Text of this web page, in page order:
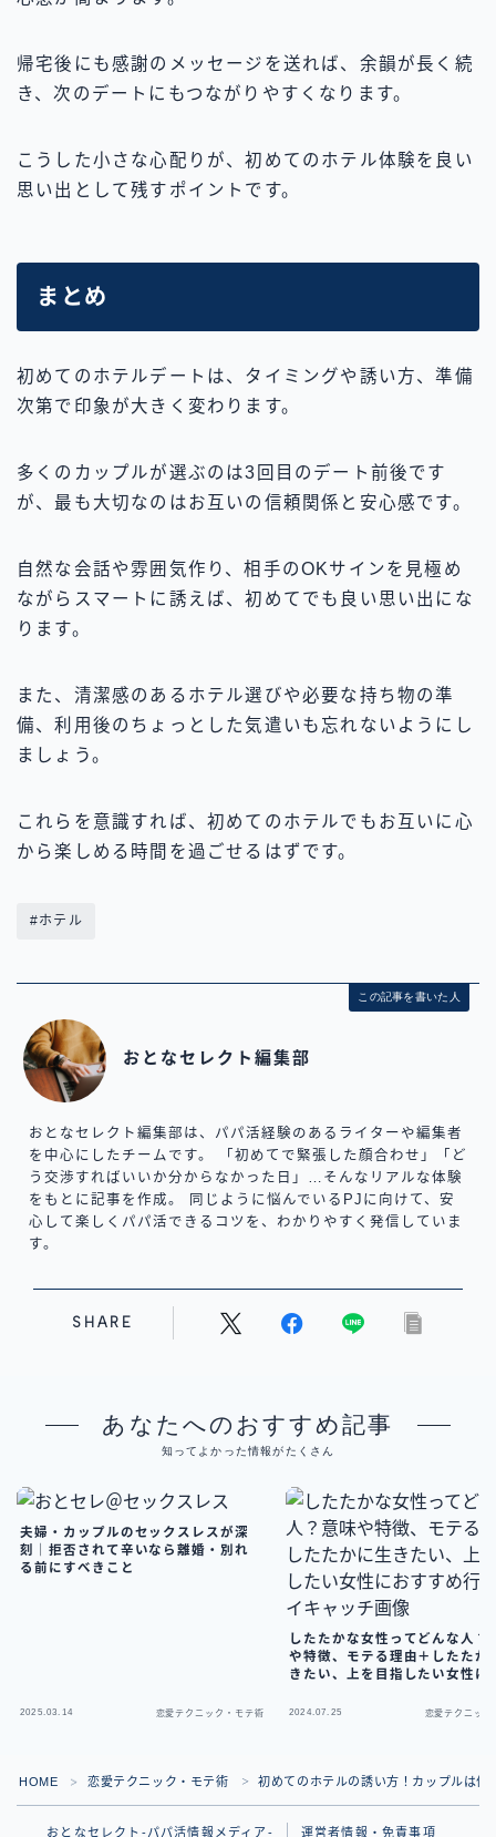
帰宅後にも感謝のメッセージを送れば、余韻が長く続
き、次のデートにもつながりやすくなります。
こうした小さな心配りが、初めてのホテル体験を良い
思い出として残すポイントです。
まとめ
初めてのホテルデートは、タイミングや誘い方、準備
次第で印象が大きく変わります。
多くのカップルが選ぶのは3回目のデート前後です
が、最も大切なのはお互いの信頼関係と安心感です。
自然な会話や雰囲気作り、相手のOKサインを見極め
ながらスマートに誘えば、初めてでも良い思い出にな
ります。
また、清潔感のあるホテル選びや必要な持ち物の準
備、利用後のちょっとした気遣いも忘れないようにし
ましょう。
これらを意識すれば、初めてのホテルでもお互いに心
から楽しめる時間を過ごせるはずです。
#ホテル
この記事を書いた人
おとなセレクト編集部
おとなセレクト編集部は、パパ活経験のあるライターや編集者
を中心にしたチームです。 「初めてで緊張した顔合わせ」「ど
う交渉すればいいか分からなかった日」…そんなリアルな体験
をもとに記事を作成。 同じように悩んでいるPJに向けて、安
心して楽しくパパ活できるコツを、わかりやすく発信していま
す。
SHARE
あなたへのおすすめ記事
知ってよかった情報がたくさん
夫婦・カップルのセックスレスが深
刻｜拒否されて辛いなら離婚・別れ
る前にすべきこと
2025.03.14 恋愛テクニック・モテ術
したたかな女性ってどんな人？
や特徴、モテる理由＋したたか
きたい、上を目指したい女性に
2024.07.25 恋愛テクニック
HOME ＞ 恋愛テクニック・モテ術 ＞ 初めてのホテルの誘い方！カップルは何
おとなセレクト-パパ活情報メディア- 運営者情報・免責事項